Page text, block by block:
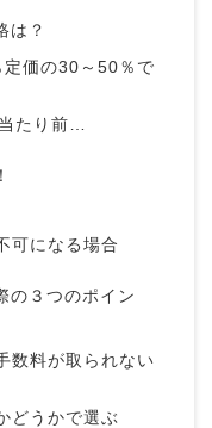
は？
価の30～50％で
たり前…
可になる場合
の３つのポイン
数料が取られない
どうかで選ぶ